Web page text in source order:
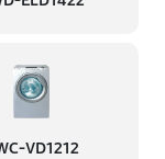
VD1212